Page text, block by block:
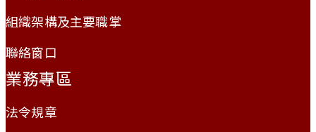
組織架構及主要職掌
聯絡窗口
業務專區
法令規章